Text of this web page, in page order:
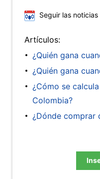
Seguir las noticias
Artículos:
¿Quién gana
¿Quién gana
¿Cómo se
Colombia?
¿Dónde comprar